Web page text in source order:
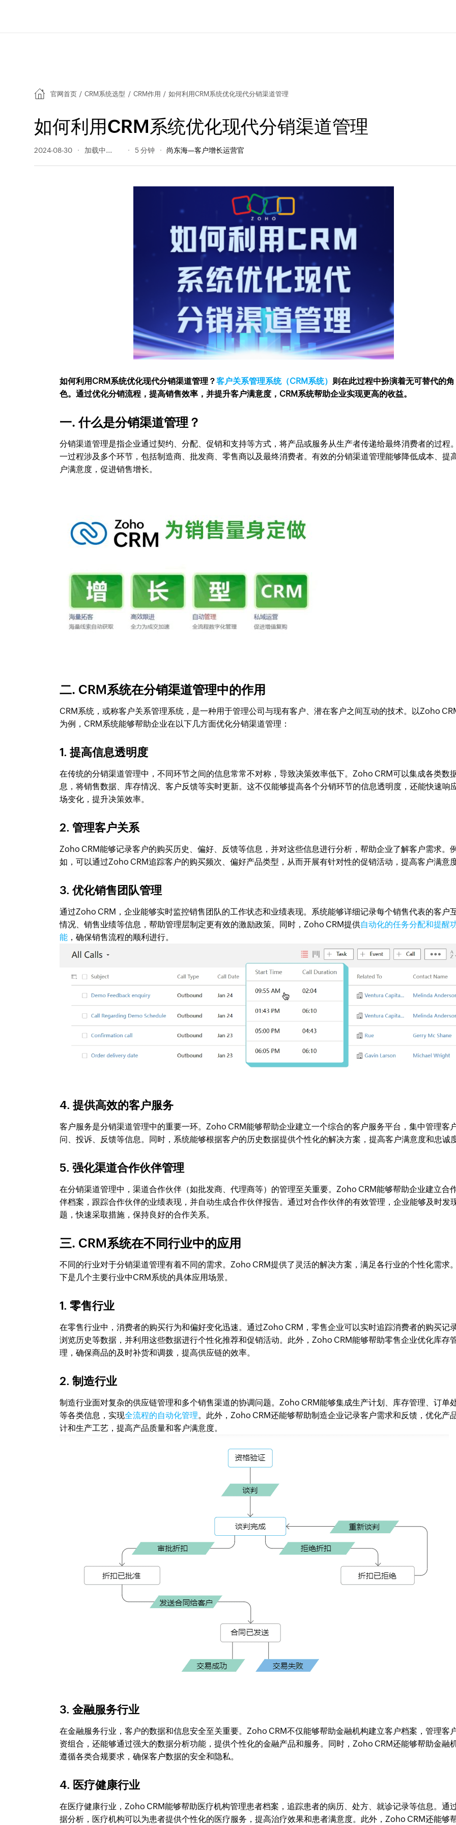
官网首页 / CRM系统选型 / CRM作用 / 如何利用CRM系统优化现代分销渠道管理
如何利用CRM系统优化现代分销渠道管理
2024-08-30 1672 阅读量 5 分钟 尚东海—客户增长运营官
如何利用CRM系统优化现代分销渠道管理？客户关系管理系统（CRM系统） 则在此过程中扮演着无可替代的角
色。通过优化分销流程，提高销售效率，并提升客户满意度，CRM系统帮助企业实现更高的收益。
一. 什么是分销渠道管理？
分销渠道管理是指企业通过契约、分配、促销和支持等方式，将产品或服务从生产者传递给最终消费者的过程
一过程涉及多个环节，包括制造商、批发商、零售商以及最终消费者。有效的分销渠道管理能够降低成本、提
户满意度，促进销售增长。
二. CRM系统在分销渠道管理中的作用
CRM系统，或称客户关系管理系统，是一种用于管理公司与现有客户、潜在客户之间互动的技术。以Zoho
为例，CRM系统能够帮助企业在以下几方面优化分销渠道管理：
1. 提高信息透明度
在传统的分销渠道管理中，不同环节之间的信息常常不对称，导致决策效率低下。Zoho CRM可以集成各类数
息，将销售数据、库存情况、客户反馈等实时更新。这不仅能够提高各个分销环节的信息透明度，还能快速响
场变化，提升决策效率。
2. 管理客户关系
Zoho CRM能够记录客户的购买历史、偏好、反馈等信息，并对这些信息进行分析，帮助企业了解客户需求。
如，可以通过Zoho CRM追踪客户的购买频次、偏好产品类型，从而开展有针对性的促销活动，提高客户满意
3. 优化销售团队管理
通过Zoho CRM，企业能够实时监控销售团队的工作状态和业绩表现。系统能够详细记录每个销售代表的客户
情况、销售业绩等信息，帮助管理层制定更有效的激励政策。同时，Zoho CRM提供自动化的任务分配和提醒
能 ，确保销售流程的顺利进行。
4. 提供高效的客户服务
客户服务是分销渠道管理中的重要一环。Zoho CRM能够帮助企业建立一个综合的客户服务平台，集中管理客
问、投诉、反馈等信息。同时，系统能够根据客户的历史数据提供个性化的解决方案，提高客户满意度和忠诚
5. 强化渠道合作伙伴管理
在分销渠道管理中，渠道合作伙伴（如批发商、代理商等）的管理至关重要。Zoho CRM能够帮助企业建立合
伴档案，跟踪合作伙伴的业绩表现，并自动生成合作伙伴报告。通过对合作伙伴的有效管理，企业能够及时发
题，快速采取措施，保持良好的合作关系。
三. CRM系统在不同行业中的应用
不同的行业对于分销渠道管理有着不同的需求。Zoho CRM提供了灵活的解决方案，满足各行业的个性化需求
下是几个主要行业中CRM系统的具体应用场景。
1. 零售行业
在零售行业中，消费者的购买行为和偏好变化迅速。通过Zoho CRM，零售企业可以实时追踪消费者的购买记
浏览历史等数据，并利用这些数据进行个性化推荐和促销活动。此外，Zoho CRM能够帮助零售企业优化库存
理，确保商品的及时补货和调拨，提高供应链的效率。
2. 制造行业
制造行业面对复杂的供应链管理和多个销售渠道的协调问题。Zoho CRM能够集成生产计划、库存管理、订单
等各类信息，实现全流程的自动化管理。此外，Zoho CRM还能够帮助制造企业记录客户需求和反馈，优化产
计和生产工艺，提高产品质量和客户满意度。
3. 金融服务行业
在金融服务行业，客户的数据和信息安全至关重要。Zoho CRM不仅能够帮助金融机构建立客户档案，管理客
资组合，还能够通过强大的数据分析功能，提供个性化的金融产品和服务。同时，Zoho CRM还能够帮助金融
遵循各类合规要求，确保客户数据的安全和隐私。
4. 医疗健康行业
在医疗健康行业，Zoho CRM能够帮助医疗机构管理患者档案，追踪患者的病历、处方、就诊记录等信息。通
据分析，医疗机构可以为患者提供个性化的医疗服务，提高治疗效果和患者满意度。此外，Zoho CRM还能够